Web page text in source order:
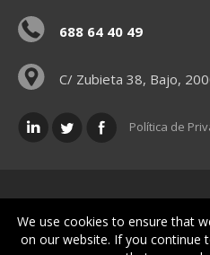
688 64 40 49
C/ Zubieta 38, Bajo,
Política de
Políticas legales
We use cookies to ensure that
on our website. If you continue